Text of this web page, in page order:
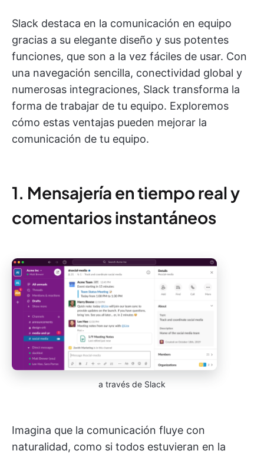
Slack destaca en la comunicación en equipo
gracias a su elegante diseño y sus potentes
funciones, que son a la vez fáciles de usar. Con
una navegación sencilla, conectividad global y
numerosas integraciones, Slack transforma la
forma de trabajar de tu equipo. Exploremos
cómo estas ventajas pueden mejorar la
comunicación de tu equipo.
1. Mensajería en tiempo real y
comentarios instantáneos
a través de Slack
Imagina que la comunicación fluye con
naturalidad, como si todos estuvieran en la